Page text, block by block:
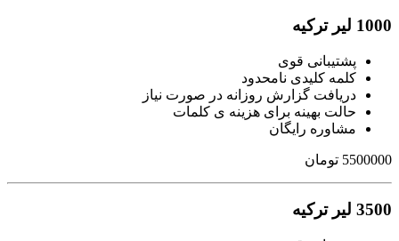
1000 لیر ترکیه
پشتیبانی قوی
کلمه کلیدی نامحدود
دریافت گزارش روزانه در صورت نیاز
حالت بهینه برای هزینه ی کلمات
مشاوره رایگان
5500000 تومان
3500 لیر ترکیه